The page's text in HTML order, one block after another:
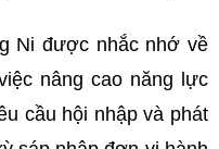
Ni được nhắc nhớ về
nâng cao năng lực
cầu hội nhập và phát